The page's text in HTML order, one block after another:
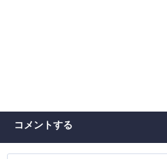
コメントする